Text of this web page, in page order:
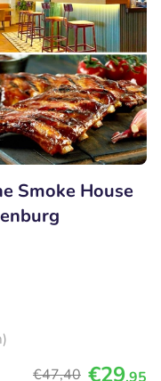
Smoke House
€47,40 €29